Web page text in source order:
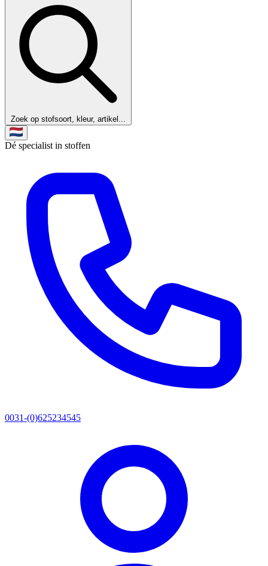
Zoek op stofsoort, kleur, artikel...
Dé specialist in stoffen
0031-(0)625234545